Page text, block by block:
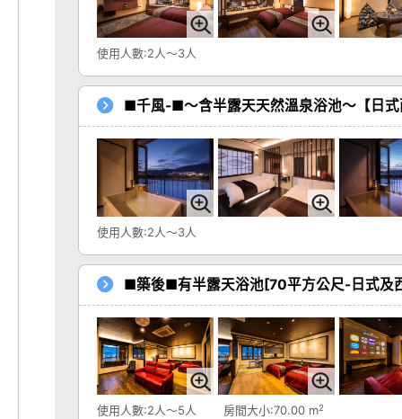
使用人數:2人～3人
■千風-■～含半露天天然溫泉浴池～【日式
使用人數:2人～3人
■築後■有半露天浴池[70平方公尺-日式及
使用人數:2人～5人 房間大小:70.00 m2